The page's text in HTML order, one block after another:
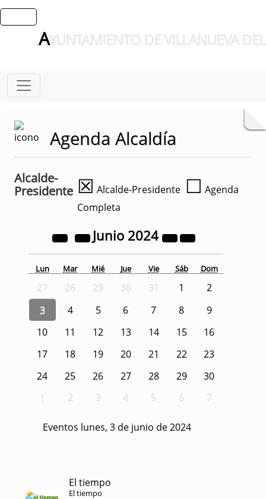
AYUNTAMIENTO DE VILLANUEVA
Agenda Alcaldía
Alcalde-
Presidente ☒ Alcalde-Presidente ☐ Agenda
Completa
Junio 2024
Lun Mar Mié Jue Vie Sáb Dom
27 28 29 30 31 1
2
3
4 5 6 7 8
9
10
11 12 13 14 15
16
17
18 19 20 21 22
23
24
25 26 27 28 29
30
1
2 3 4 5 6 7
Eventos lunes, 3 de junio de 2024
El tiempo
El tiempo